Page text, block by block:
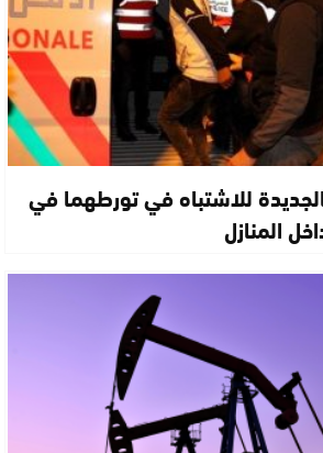
للاشتباه في تورطهما في
المنازل